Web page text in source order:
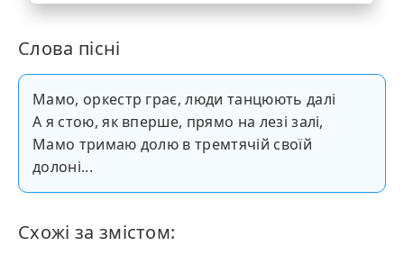
Слова пісні
Мамо, оркестр грає, люди танцюють далі
А я стою, як вперше, прямо на лезі залі,
Мамо тримаю долю в тремтячій своїй
долоні...
Схожі за змістом: